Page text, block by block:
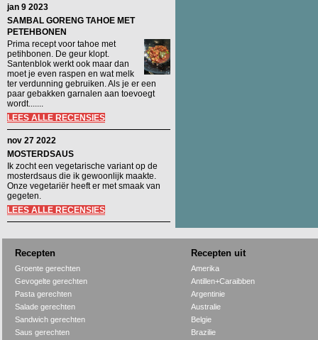
jan 9 2023
SAMBAL GORENG TAHOE MET
PETEHBONEN
Prima recept voor tahoe met
petihbonen. De geur klopt.
Santenblok werkt ook maar dan
moet je even raspen en wat melk
ter verdunning gebruiken. Als je er een
paar gebakken garnalen aan toevoegt
wordt.......
LEES ALLE RECENSIES
nov 27 2022
MOSTERDSAUS
Ik zocht een vegetarische variant op de
mosterdsaus die ik gewoonlijk maakte.
Onze vegetariër heeft er met smaak van
gegeten.
LEES ALLE RECENSIES
Recepten Recepten uit
Groente gerechten
Gevogelte gerechten
Pasta gerechten
Salade gerechten
Sandwich gerechten
Saus gerechten
Amerika
Antillen+Caraibben
Argentinie
Australie
Belgie
Brazilie